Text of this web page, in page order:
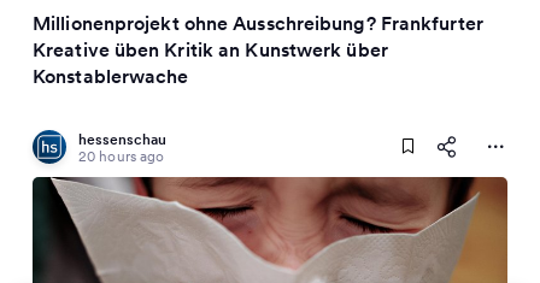
Millionenprojekt ohne Ausschreibung? Frankfurter
Kreative üben Kritik an Kunstwerk über
Konstablerwache
hessenschau
20 hours ago